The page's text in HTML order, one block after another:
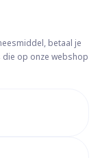
betaal je
op onze webshop